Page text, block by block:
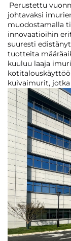
Perustettu
johtavaksi
muodostamalla
innovaatioihin
suuresti
tuotteita
kuuluu laaja
kuivaimurit,